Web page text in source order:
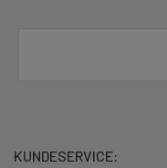
KUNDESERVICE: